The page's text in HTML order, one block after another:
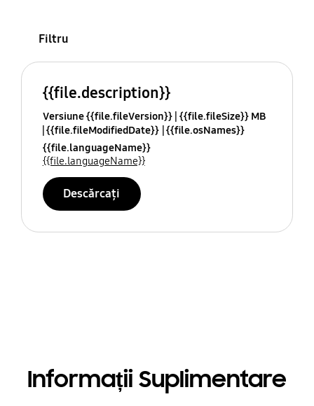
Filtru
{{file.description}}
Versiune {{file.fileVersion}} {{file.fileSize}} MB
{{file.fileModifiedDate}} {{file.osNames}}
{{file.languageName}}
{{file.languageName}}
Descărcați
Informații Suplimentare